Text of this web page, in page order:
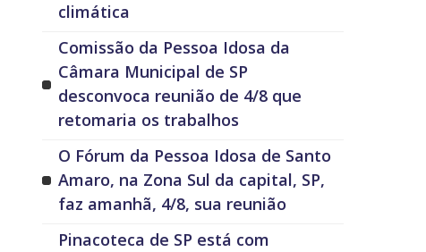
climática
Comissão da Pessoa Idosa da
Câmara Municipal de SP
desconvoca reunião de 4/8 que
retomaria os trabalhos
O Fórum da Pessoa Idosa de Santo
Amaro, na Zona Sul da capital, SP,
faz amanhã, 4/8, sua reunião
Pinacoteca de SP está com